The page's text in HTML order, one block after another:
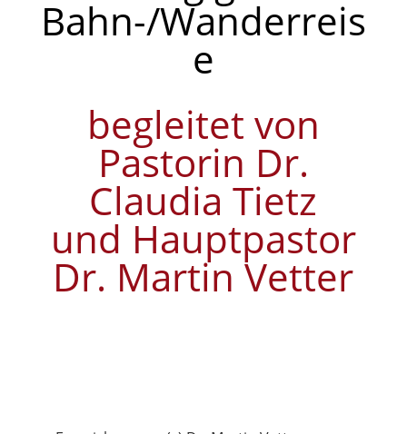
Bahn-/Wanderreis
e
begleitet von
Pastorin Dr.
Claudia Tietz
und Hauptpastor
Dr. Martin Vetter